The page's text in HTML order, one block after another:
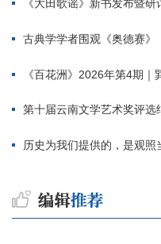
《大田歌谣》新书发布暨
古典学学者围观《奥德赛》：
《百花洲》2026年第4期
第十届云南文学艺术奖评选
历史为我们提供的，是观照当